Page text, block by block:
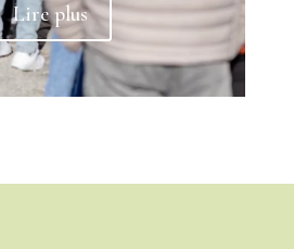
Lire plus